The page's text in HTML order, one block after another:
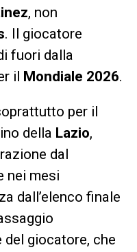
, non
. Il giocatore
fuori dalla
il Mondiale 2026.
per il
della Lazio,
dal
nei mesi
dall’elenco finale
giocatore, che